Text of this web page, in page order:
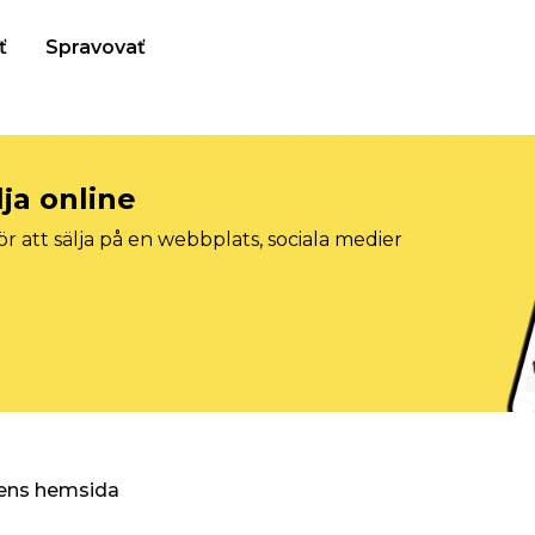
Spravovať
online
att sälja på en webbplats, sociala medier
hemsida